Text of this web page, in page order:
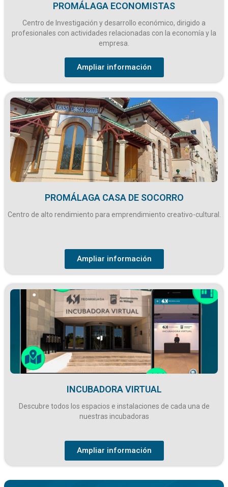
PROMÁLAGA ECONOMISTAS
Centro de Investigación y desarrollo económico, dirigido a
profesionales con actividades relacionadas con la economía y la
empresa.
Ampliar información
PROMÁLAGA CASA DE SOCORRO
Centro de alto rendimiento para emprendimiento creativo-cultural.
Ampliar información
INCUBADORA VIRTUAL
Descubre todos los espacios e instalaciones de cada una de
nuestras incubadoras
Ampliar información